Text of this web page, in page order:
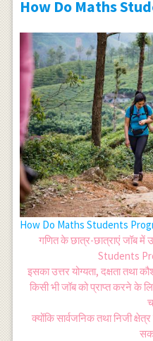
How Do Maths
How Do Maths Students
गणित के छात्र-छात्राएं जॉब
Students
इसका उत्तर योग्यता, दक्षता तथा
किसी भी जॉब को प्राप्त करने के
क्योंकि सार्वजनिक तथा निजी